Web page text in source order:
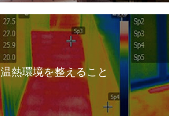
温熱環境を整えること